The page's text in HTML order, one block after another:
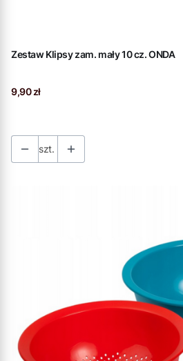
Zestaw Klipsy zam. mały 10 cz. ONDA
Cena
9,90 zł
szt.